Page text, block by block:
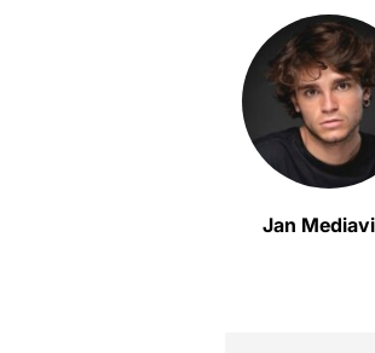
Jan